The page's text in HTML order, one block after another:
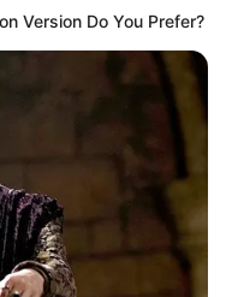
Version Do You Prefer?